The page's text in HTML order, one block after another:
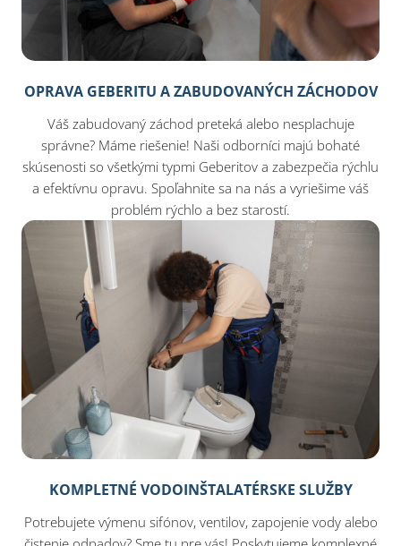
OPRAVA GEBERITU A ZABUDOVANÝCH ZÁCHODOV
Váš zabudovaný záchod preteká alebo nesplachuje
správne? Máme riešenie! Naši odborníci majú bohaté
skúsenosti so všetkými typmi Geberitov a zabezpečia rýchlu
a efektívnu opravu. Spoľahnite sa na nás a vyriešime váš
problém rýchlo a bez starostí.
KOMPLETNÉ VODOINŠTALATÉRSKE SLUŽBY
Potrebujete výmenu sifónov, ventilov, zapojenie vody alebo